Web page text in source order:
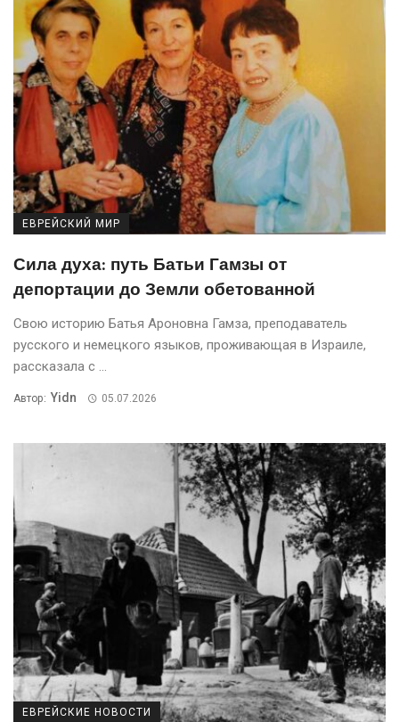
ЕВРЕЙСКИЙ МИР
Сила духа: путь Батьи Гамзы от
депортации до Земли обетованной
Свою историю Батья Ароновна Гамза, преподаватель
русского и немецкого языков, проживающая в Израиле,
рассказала с ...
Автор: Yidn 05.07.2026
ЕВРЕЙСКИЕ НОВОСТИ